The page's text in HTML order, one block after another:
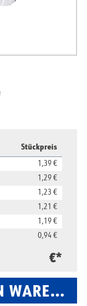
Stückpreis
1,39 €
1,29 €
1,23 €
1,21 €
1,19 €
0,94 €
€*
Wert ein